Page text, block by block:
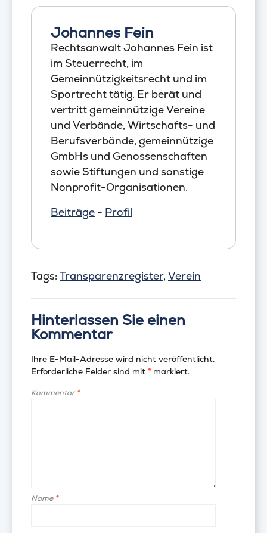
Johannes Fein
Rechtsanwalt Johannes Fein ist
im Steuerrecht, im
Gemeinnützigkeitsrecht und im
Sportrecht tätig. Er berät und
vertritt gemeinnützige Vereine
und Verbände, Wirtschafts- und
Berufsverbände, gemeinnützige
GmbHs und Genossenschaften
sowie Stiftungen und sonstige
Nonprofit-Organisationen.
Beiträge - Profil
Tags: Transparenzregister, Verein
Hinterlassen Sie einen
Kommentar
Ihre E-Mail-Adresse wird nicht veröffentlicht.
Erforderliche Felder sind mit *markiert.
Kommentar*
Name *